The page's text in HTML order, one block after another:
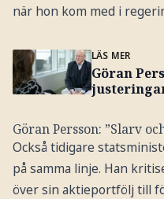
när hon kom med i
LÄS MER
Göran
Göran Persson: ”Slarv
Också tidigare
på samma linje. Han
över sin aktieportfölj till